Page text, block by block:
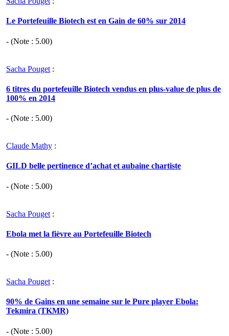
Le Portefeuille Biotech est en Gain de 60% sur 2014
- (Note : 5.00)
Sacha Pouget :
6 titres du portefeuille Biotech vendus en plus-value de plus de
100% en 2014
- (Note : 5.00)
Claude Mathy :
GILD belle pertinence d’achat et aubaine chartiste
- (Note : 5.00)
Sacha Pouget :
Ebola met la fièvre au Portefeuille Biotech
- (Note : 5.00)
Sacha Pouget :
90% de Gains en une semaine sur le Pure player Ebola:
Tekmira (TKMR)
- (Note : 5.00)